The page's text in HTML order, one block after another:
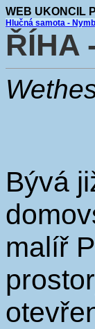
WEB UKONCIL
Hlučná samota -
ŘÍHA
Bývá
malíř